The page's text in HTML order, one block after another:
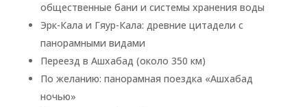
общественные бани и системы хранения воды
Эрк-Кала и Гяур-Кала: древние цитадели с
панорамными видами
Переезд в Ашхабад (около 350 км)
По желанию: панорамная поездка «Ашхабад
ночью»